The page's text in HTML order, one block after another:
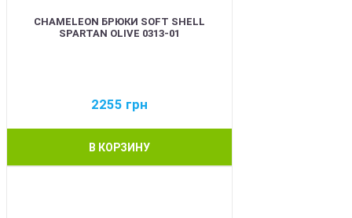
CHAMELEON БРЮКИ SOFT SHELL
SPARTAN OLIVE 0313-01
2255 грн
В КОРЗИНУ